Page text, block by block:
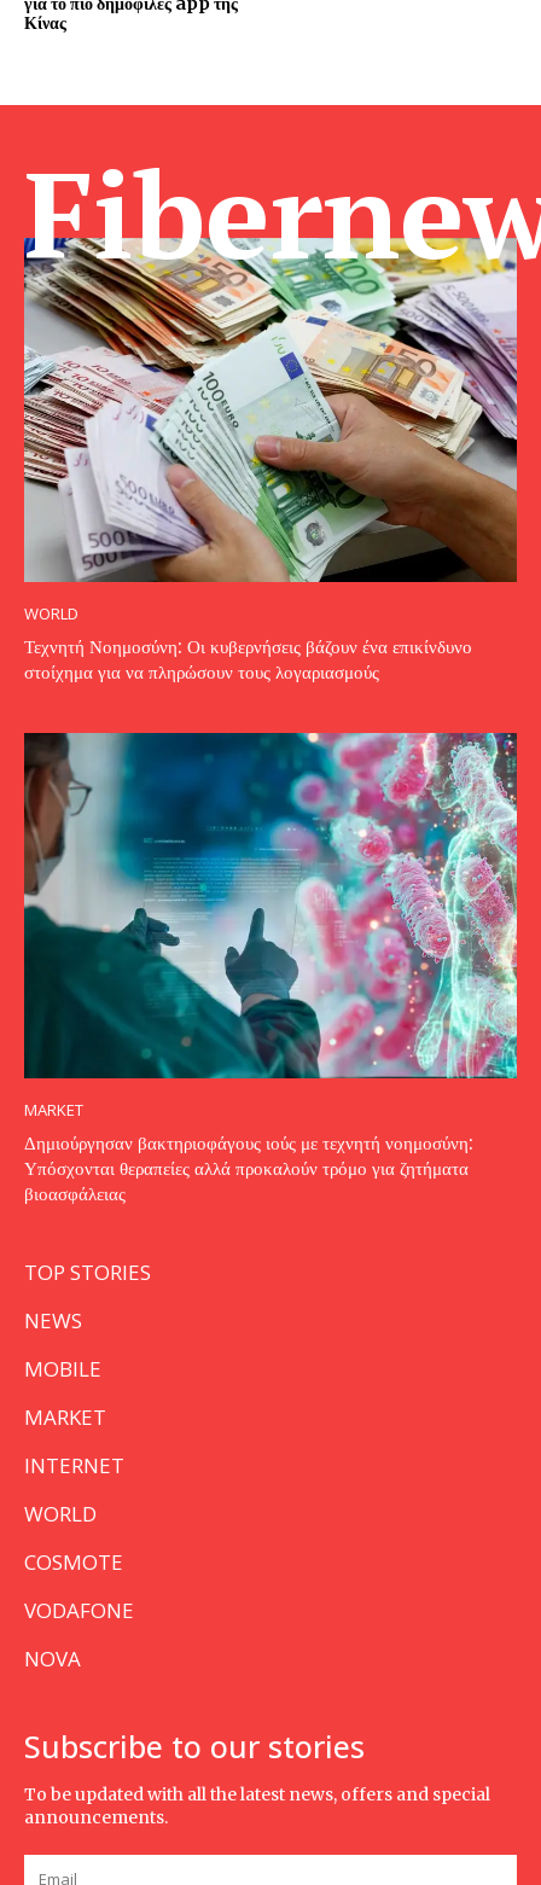
Κίνας
WORLD
Τεχνητή Νοημοσύνη: Οι κυβερνήσεις βάζουν ένα επικίνδυνο
στοίχημα για να πληρώσουν τους λογαριασμούς
MARKET
Δημιούργησαν βακτηριοφάγους ιούς με τεχνητή νοημοσύνη:
Υπόσχονται θεραπείες αλλά προκαλούν τρόμο για ζητήματα
βιοασφάλειας
TOP STORIES
NEWS
MOBILE
MARKET
INTERNET
WORLD
COSMOTE
VODAFONE
NOVA
Subscribe to our stories
To be updated with all the latest news, offers and special
announcements.